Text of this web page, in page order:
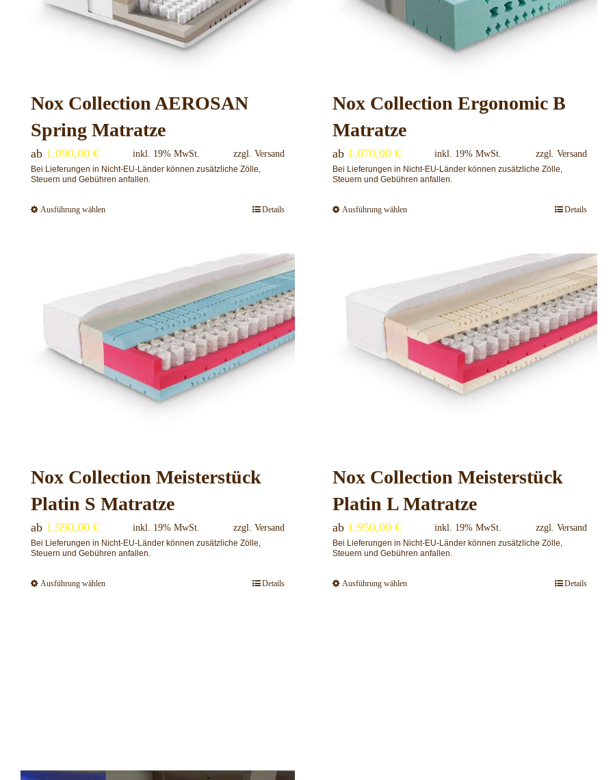
können
auf
gewählt
auf
gewählt
Nox Collection AEROSAN
Spring Matratze
ab 1.090,00 € inkl. 19% MwSt. zzgl.Versand
Bei Lieferungen in Nicht-EU-Länder können zusätzliche Zölle,
Steuern und Gebühren anfallen.
Ausführung wählenDieses
mehrere
Varianten
Die
Optionen
können
gewählt
Details
Nox Collection Ergonomic B
Matratze
ab 1.070,00€ inkl. 19% MwSt. zzgl. Versand
Bei Lieferungen in Nicht-EU-Länder können zusätzliche Zölle,
Steuern und Gebühren anfallen.
Ausführung wählenDieses
mehrere
Varianten
auf.
Die
Optionen
können
gewählt
Details
Nox Collection Meisterstück
Platin S Matratze
ab 1.590,00 € inkl. 19% MwSt. zzgl.Versand
Bei Lieferungen in Nicht-EU-Länder können zusätzliche Zölle,
Steuern und Gebühren anfallen.
Ausführung wählenDieses
Details
Nox Collection Meisterstück
Platin L Matratze
ab 1.950,00€ inkl. 19% MwSt. zzgl. Versand
Bei Lieferungen in Nicht-EU-Länder können zusätzliche Zölle,
Steuern und Gebühren anfallen.
Ausführung wählenDieses
Details